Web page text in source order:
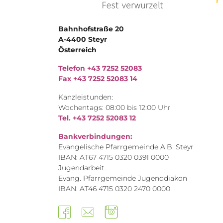
Bahnhofstraße 20
A-4400 Steyr
Österreich
Telefon +43 7252 52083
Fax +43 7252 52083 14
Kanzleistunden:
Wochentags: 08:00 bis 12:00 Uhr
Tel. +43 7252 52083 12
Bankverbindungen:
Evangelische Pfarrgemeinde A.B. Steyr
IBAN: AT67 4715 0320 0391 0000
Jugendarbeit:
Evang. Pfarrgemeinde Jugenddiakon
IBAN: AT46 4715 0320 2470 0000